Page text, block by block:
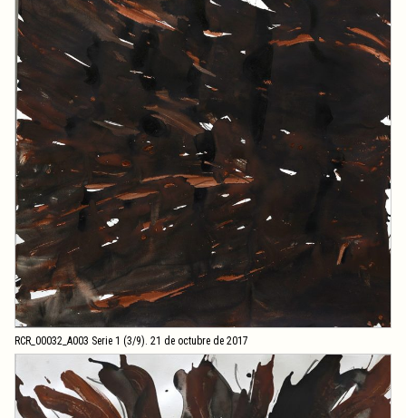
RCR_00032_A003 Serie 1 (3/9). 21 de octubre de 2017